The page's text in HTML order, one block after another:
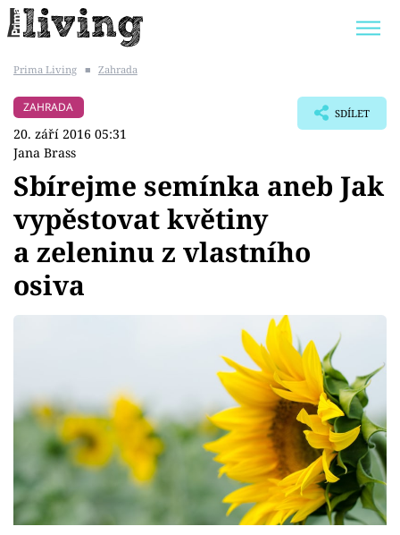
BYDLENÍ SLAVNÝCH
Témata
Bydlení
Zahrada
Sledujte prima+
Přihlášení
Sledujte nás
Prima Living ■ Zahrada
ZAHRADA
20. září 2016 05:31
Jana Brass
SDÍLET
Sbírejme semínka aneb Jak
vypěstovat květiny
a zeleninu z vlastního
osiva